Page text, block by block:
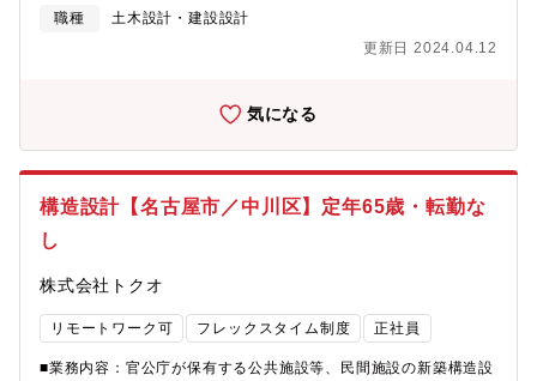
す。?◎ニーズに合わせたサービス設計が可能?駐車場の場内管制
事故の発生率が最も高い場所が駐車場内です。また、駐車場の外
大きな社会課題となっており、単に入口と出口を制御するだけで
はこれらの課題を解決できません。?限られたスペースの中で多く
の車と人が行き交う駐車場の管制に向き合い、安心・安全な駐車
場サービスの提供を行います。?
ける当社は、そのニーズに貢献できる数少ない企業の1社です。■
ギーを生み出す車載用次世代バッテリーとして需要が急増してお
予定していることによる増員募集となります。■業務詳細：・お客
様へのご要望のヒアリング、評価計画策定、評価手順書の作成、
評価準備、実施、データ抽出、加工・環境試験、電気的試験、機
械的試験、分析、充放電試験、サイクル試験など、各種試験での
リチウムイオン電池の機能安全性評価・二次電池の電気用品安全
法要求項目にあたる各種規格試験、自社規格試験、オーダー規格
試験 ■受託の流れ打合せ→試験内容の企画→見積提出→秘密保持
職種
土木設計・建設設計
更新日 2024.04.12
気になる
構造設計【名古屋市／中川区】定年65歳・転勤な
し
株式会社トクオ
リモートワーク可 フレックスタイム制度 正社員
■業務内容：官公庁が保有する公共施設等、民間施設の新築構造設